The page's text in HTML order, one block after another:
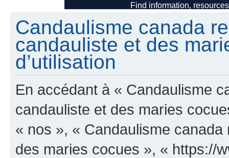
Candaulisme canada
candauliste et des
d’utilisation
En accédant à « Candaulisme
candauliste et des maries
« nos », « Candaulisme
des maries cocues », « https://